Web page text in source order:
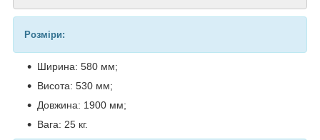
Розміри:
Ширина: 580 мм;
Висота: 530 мм;
Довжина: 1900 мм;
Вага: 25 кг.